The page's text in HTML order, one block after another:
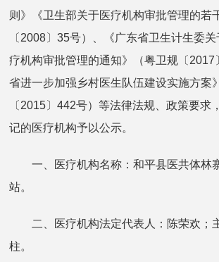
则》《卫生部关于医疗机构审批管理的若
〔2008〕35号）、《广东省卫生计生委
疗机构审批管理的通知》（粤卫规〔2017
省进一步加强乡村医生队伍建设实施方案
〔2015〕442号）等法律法规、政策要求
记的医疗机构予以公示。
一、医疗机构名称：和平县医共体林
站。
二、医疗机构法定代表人：陈荣欢；
柱。